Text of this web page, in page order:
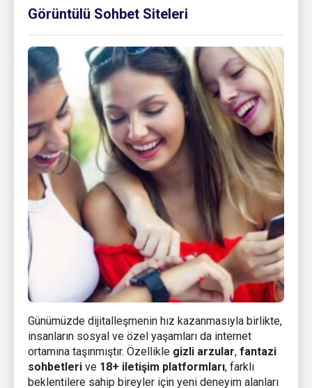
Görüntülü Sohbet Siteleri
Günümüzde dijitalleşmenin hız kazanmasıyla birlikte,
insanların sosyal ve özel yaşamları da internet
ortamına taşınmıştır. Özellikle gizli arzular, fantazi
sohbetleri ve 18+ iletişim platformları, farklı
beklentilere sahip bireyler için yeni deneyim alanları